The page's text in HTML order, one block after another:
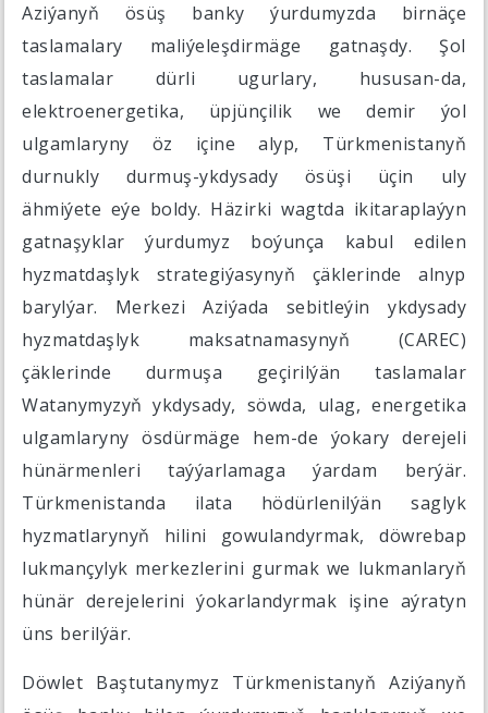
Aziýanyň ösüş banky ýurdumyzda birnäçe
taslamalary maliýeleşdirmäge gatnaşdy. Şol
taslamalar dürli ugurlary, hususan-da,
elektroenergetika, üpjünçilik we demir ýol
ulgamlaryny öz içine alyp, Türkmenistanyň
durnukly durmuş-ykdysady ösüşi üçin uly
ähmiýete eýe boldy. Häzirki wagtda ikitaraplaýyn
gatnaşyklar ýurdumyz boýunça kabul edilen
hyzmatdaşlyk strategiýasynyň çäklerinde alnyp
barylýar. Merkezi Aziýada sebitleýin ykdysady
hyzmatdaşlyk maksatnamasynyň (CAREC)
çäklerinde durmuşa geçirilýän taslamalar
Watanymyzyň ykdysady, söwda, ulag, energetika
ulgamlaryny ösdürmäge hem-de ýokary derejeli
hünärmenleri taýýarlamaga ýardam berýär.
Türkmenistanda ilata hödürlenilýän saglyk
hyzmatlarynyň hilini gowulandyrmak, döwrebap
lukmançylyk merkezlerini gurmak we lukmanlaryň
hünär derejelerini ýokarlandyrmak işine aýratyn
üns berilýär.
Döwlet Baştutanymyz Türkmenistanyň Aziýanyň